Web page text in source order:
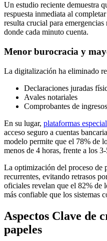
Un estudio reciente demuestra
respuesta inmediata al
resulta crucial para
donde cada minuto cuenta.
Menor burocracia y
La digitalización ha eliminado
Declaraciones juradas
Avales notariales
Comprobantes de
En su lugar, plataformas
acceso seguro a cuentas
modelo permite que el 78% de
menos de 4 horas, frente a los
La optimización del proceso de
recurrentes, evitando retrasos
oficiales revelan que el 82% de
más confiable que los sistemas
Aspectos Clave de
papeles